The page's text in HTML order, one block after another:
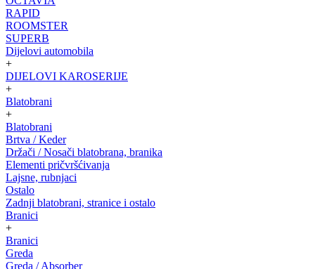
RAPID
ROOMSTER
SUPERB
Dijelovi automobila
+
DIJELOVI KAROSERIJE
+
Blatobrani
+
Blatobrani
Brtva / Keder
Držači / Nosači blatobrana, branika
Elementi pričvršćivanja
Lajsne, rubnjaci
Ostalo
Zadnji blatobrani, stranice i ostalo
Branici
+
Branici
Greda
Greda / Absorber